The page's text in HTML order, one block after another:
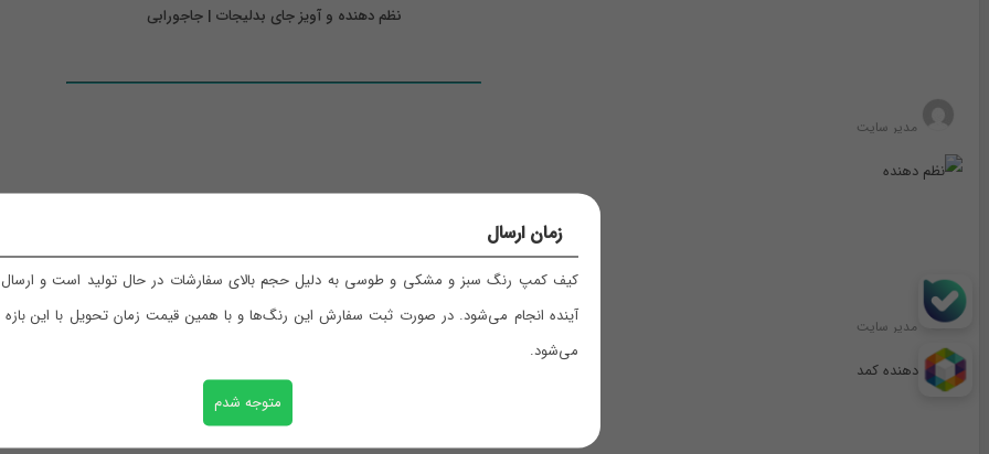
زمان ارسال
کیف کمپ رنگ سبز و مشکی و طوسی به دلیل حجم بالای سفارشات در حال تولید است و ارسال
آینده انجام می‌شود. در صورت ثبت سفارش این رنگ‌ها و با همین قیمت زمان تحویل با این بازه
می‌شود.
متوجه شدم
نظم دهنده و آویز جای بدلیجات | جاجورابی
مدیر سایت
مدیر سایت
خرید نظم دهنده کمد